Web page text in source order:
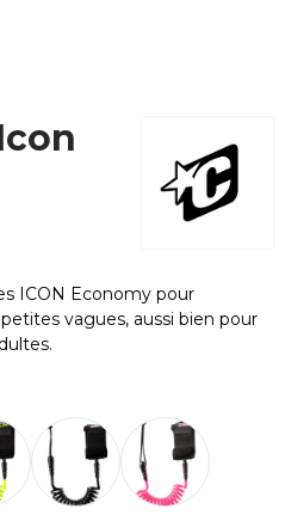
ICON Economy pour
vagues, aussi bien pour